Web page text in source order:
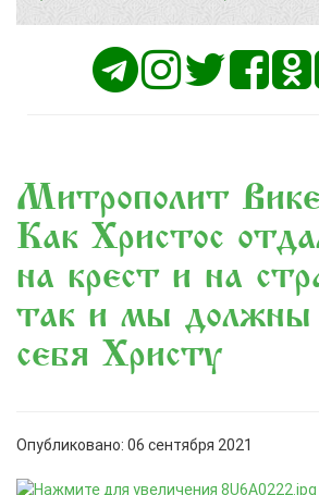
Митрополит
«Как Христос
на крест и на
так и мы должны
себя Христу»
Опубликовано: 06 сентября 2021